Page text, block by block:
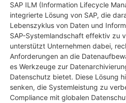
SAP ILM (Information Lifecycle
integrierte Lösung von SAP, die
Lebenszyklus von Daten und
SAP-Systemlandschaft effektiv zu
unterstützt Unternehmen dabei,
Anforderungen an die
es Werkzeuge zur
Datenschutz bietet. Diese Lösung
senken, die Systemleistung zu
Compliance mit globalen